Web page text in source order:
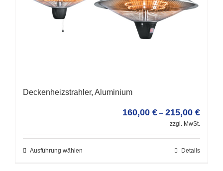
Deckenheizstrahler, Aluminium
160,00 € – 215,00 €
zzgl. MwSt.
Ausführung wählen Details